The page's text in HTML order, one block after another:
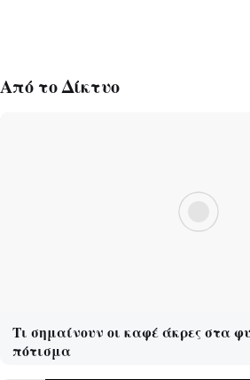
Από το Δίκτυο
Τι σημαίνουν οι καφέ άκρες στα
πότισμα